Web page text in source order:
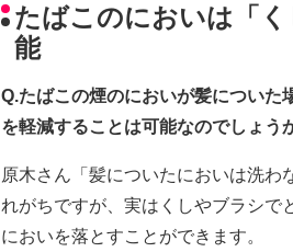
たばこのにおいは「
能
Q.たばこの煙のにおいが髪についた
を軽減することは可能なのでしょう
原木さん「髪についたにおいは洗わ
れがちですが、実はくしやブラシで
においを落とすことができます。